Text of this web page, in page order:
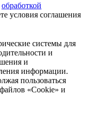
обработкой
условия соглашения
системы для
и
и
информации.
пользоваться
«Cookie» и